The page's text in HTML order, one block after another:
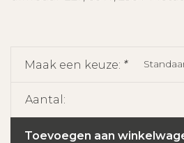
Maak een keuze: *
Aantal:
Toevoegen aan